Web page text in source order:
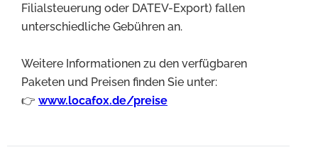
Filialsteuerung oder DATEV-Export) fallen
unterschiedliche Gebühren an.
Weitere Informationen zu den verfügbaren
Paketen und Preisen finden Sie unter:
👉 www.locafox.de/preise